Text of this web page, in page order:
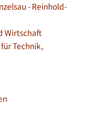
- Reinhold-
Wirtschaft
Technik,